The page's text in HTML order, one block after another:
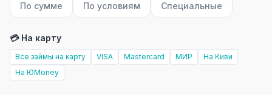
По сумме По условиям Специальные
💳 На карту
Все займы на карту VISA Mastercard МИР
На Киви
На ЮMoney